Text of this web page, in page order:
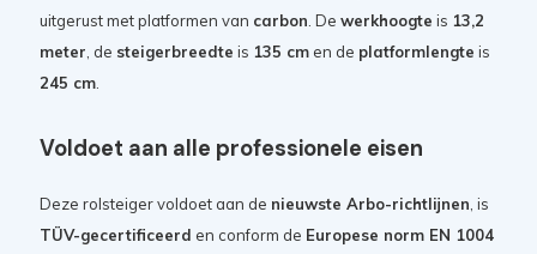
uitgerust met platformen van carbon . De werkhoogte is 13,2
meter , de steigerbreedte is 135 cmen de platformlengte is
245 cm.
Voldoet aan alle professionele eisen
Deze rolsteiger voldoet aan de nieuwste Arbo-richtlijnen , is
TÜV-gecertificeerd en conform de Europese norm EN 1004